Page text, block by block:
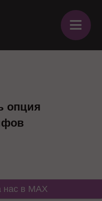
≡
опция
в MAX